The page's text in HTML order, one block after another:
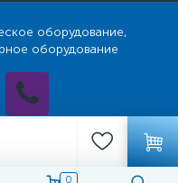
0
оборудование,
оборудование